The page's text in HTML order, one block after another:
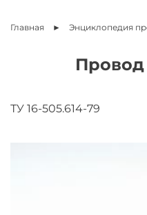
Главная Энциклопедия
ТУ 16-505.614-79